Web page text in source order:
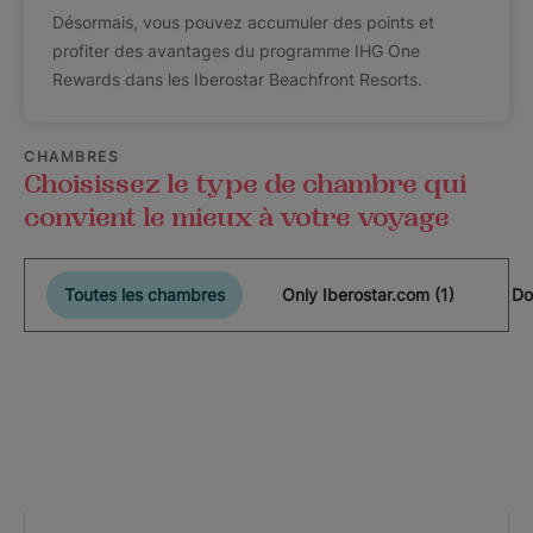
Désormais, vous pouvez accumuler des points et
profiter des avantages du programme IHG One
Rewards dans les Iberostar Beachfront Resorts.
CHAMBRES
Choisissez le type de chambre qui
convient le mieux à votre voyage
Toutes les chambres Only Iberostar.com (1)